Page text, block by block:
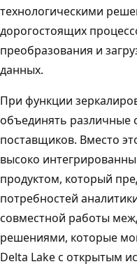
технологическими
дорогостоящих
преобразования и
данных.
При функции
объединять различные
поставщиков. Вместо
высоко
продуктом, который
потребностей
совместной работы
решениями, которые
Delta Lake с открытым